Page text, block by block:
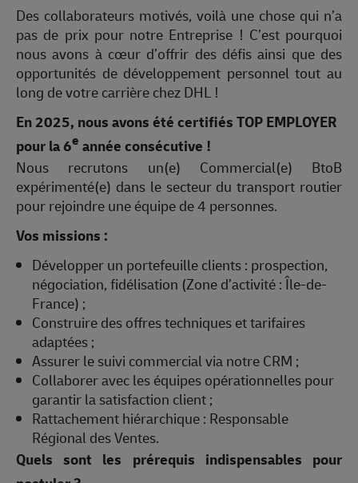
Des collaborateurs motivés, voilà une chose qui n’a
pas de prix pour notre Entreprise ! C’est pourquoi
nous avons à cœur d’offrir des défis ainsi que des
opportunités de développement personnel tout au
long de votre carrière chez DHL !
En 2025, nous avons été certifiés TOP EMPLOYER
pour la 6e année consécutive !
Nous recrutons un(e) Commercial(e) BtoB
expérimenté(e) dans le secteur du transport routier
pour rejoindre une équipe de 4 personnes.
Vos missions :
Développer un portefeuille clients : prospection,
négociation, fidélisation (Zone d’activité : Île-de-
France) ;
Construire des offres techniques et tarifaires
adaptées ;
Assurer le suivi commercial via notre CRM ;
Collaborer avec les équipes opérationnelles pour
garantir la satisfaction client ;
Rattachement hiérarchique : Responsable
Régional des Ventes.
Quels sont les prérequis indispensables pour